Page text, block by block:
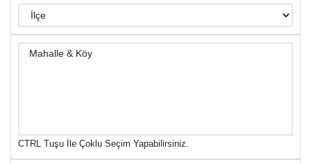
CTRL Tuşu İle Çoklu Seçim Yapabilirsiniz.